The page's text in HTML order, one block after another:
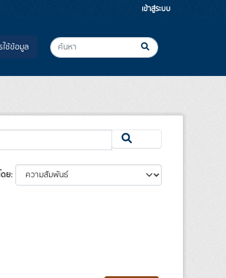
เข้าสู่ระบบ
ช้ข้อมูล
ดย